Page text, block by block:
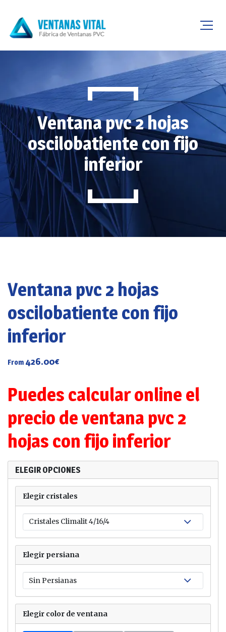
Ventana pvc 2 hojas
oscilobatiente con fijo
inferior
Ventana pvc 2 hojas
oscilobatiente con fijo
inferior
From 426.00€
Puedes calcular online el
precio de ventana pvc 2
hojas con fijo inferior
ELEGIR OPCIONES
Elegir cristales
Elegir persiana
Elegir color de ventana